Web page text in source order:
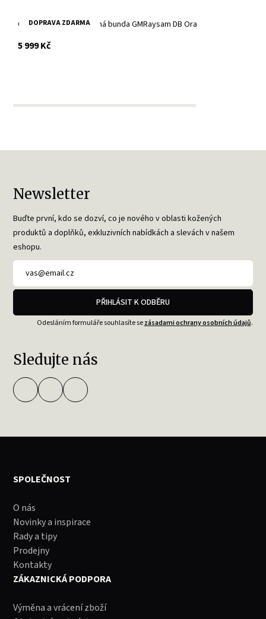
DOPRAVA ZDARMA
Oranžová pánská kožená bunda GMRaysam DB Ora
5 999 Kčs DPH
Newsletter
Buďte první, kdo se dozví, co je nového v oblasti kožených
produktů a doplňků, exkluzivních nabídkách a slevách v našem
eshopu.
PŘIHLÁSIT K ODBĚRU
Odesláním formuláře souhlasíte sezásadami ochrany osobních údajů.
Sledujte nás
SPOLEČNOST
O nás
Novinky a inspirace
Rady a tipy
Prodejny
Kontakty
ZÁKAZNICKÁ PODPORA
Výměna a vrácení zboží